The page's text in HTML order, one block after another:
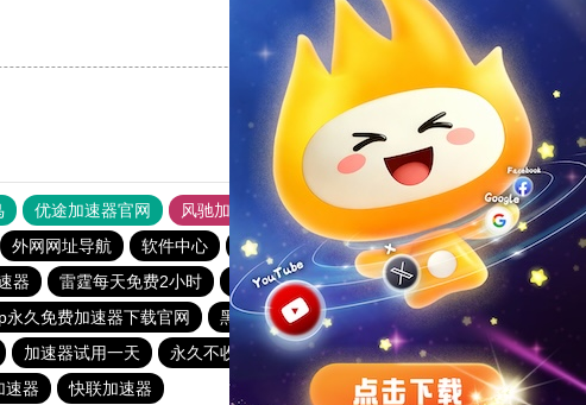
支持[0] 反对[0]
优途加速器官网 风驰加速器
旋风加速器
外网网址导航 软件中心 雷霆加速 狂飙加速器
哔咔漫画
器 雷霆每天免费2小时 极光aurora加速器
小蓝鸟pvn加速器
永久免费加速器下载官网 黑豹加速器
爬梯子加速器
加速器试用一天 永久不收费的海外加速器
海外加速器试用一小时
速器 快联加速器